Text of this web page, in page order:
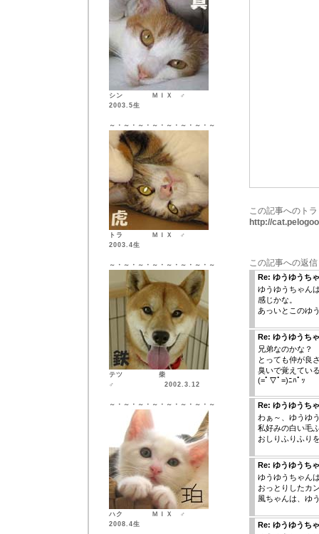
シン ＭＩＸ ♂
2003.5生
～・～・～・～・～・～・～・～
トラ ＭＩＸ ♂
2003.4生
～・～・～・～・～・～・～・～
テツ 柴
♂ 2002.3.12
～・～・～・～・～・～・～・～
ハク ＭＩＸ ♂
2008.4生
この記事へのト
http://
この記事への返信
Re: ゆうゆうち
ゆうゆうちゃん
感じかな。
あっいとこのゆ
Re: ゆうゆうち
兄弟なのかな？
とっても仲が良
臭いで覚えてい
(=ﾟ▽ﾟ=)ﾆﾊﾟｯ
Re: ゆうゆうち
わぁ～、ゆうゆ
私好みの白い毛
おしりふりふり
Re: ゆうゆうち
ゆうゆうちゃん
おっとりしたカ
風ちゃんは、ゆ
Re: ゆうゆうち